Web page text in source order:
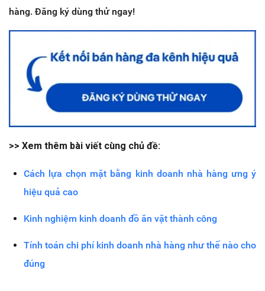
hàng. Đăng ký dùng thử ngay!
>> Xem thêm bài viết cùng chủ đề:
Cách lựa chọn mặt bằng kinh doanh nhà hàng ưng ý
hiệu quả cao
Kinh nghiệm kinh doanh đồ ăn vặt thành công
Tính toán chi phí kinh doanh nhà hàng như thế nào cho
đúng